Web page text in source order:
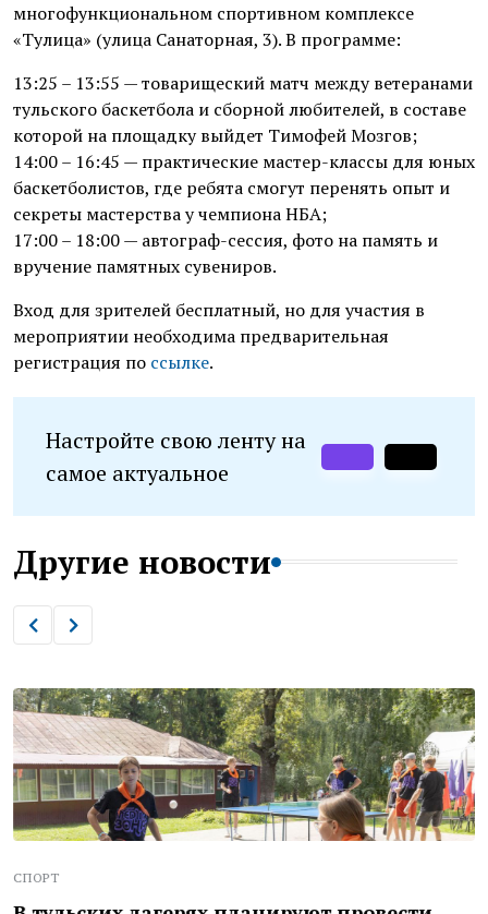
многофункциональном спортивном комплексе
«Тулица» (улица Санаторная, 3). В программе:
13:25 – 13:55 — товарищеский матч между ветеранами
тульского баскетбола и сборной любителей, в составе
которой на площадку выйдет Тимофей Мозгов;
14:00 – 16:45 — практические мастер-классы для юных
баскетболистов, где ребята смогут перенять опыт и
секреты мастерства у чемпиона НБА;
17:00 – 18:00 — автограф-сессия, фото на память и
вручение памятных сувениров.
Вход для зрителей бесплатный, но для участия в
мероприятии необходима предварительная
регистрация по ссылке.
Настройте свою ленту на
самое актуальное
Другие новости
СПОРТ